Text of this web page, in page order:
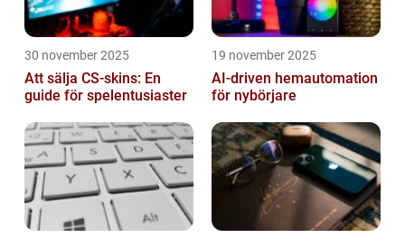
30 november 2025
Att sälja CS-skins: En
guide för spelentusiaster
19 november 2025
AI-driven hemautomation
för nybörjare